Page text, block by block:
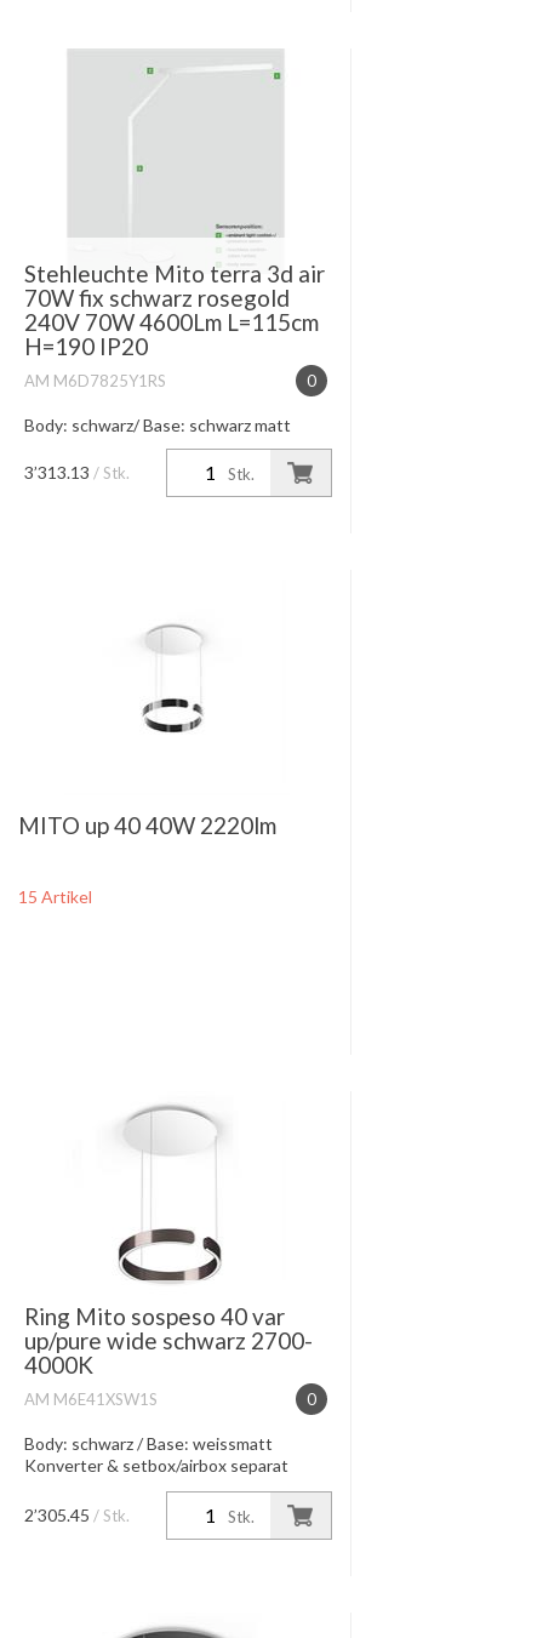
Stehleuchte Mito terra 3d air
70W fix schwarz rosegold
240V 70W 4600Lm L=115cm
H=190 IP20
0
AM M6D7825Y1RS
Body: schwarz/ Base: schwarz matt
Länge Head 115cm H=190cm
asymmetrisch // dimmbar via »touchless
fading«, ambient light control, presence
Stk.
3’313.13 / Stk.
MITO up 40 40W 2220lm
15 Artikel
Ring Mito sospeso 40 var
up/pure wide schwarz 2700-
4000K
0
AM M6E41XSW1S
Body: schwarz / Base: weissmatt
Konverter & setbox/airbox separat
Stk.
2’305.45 / Stk.